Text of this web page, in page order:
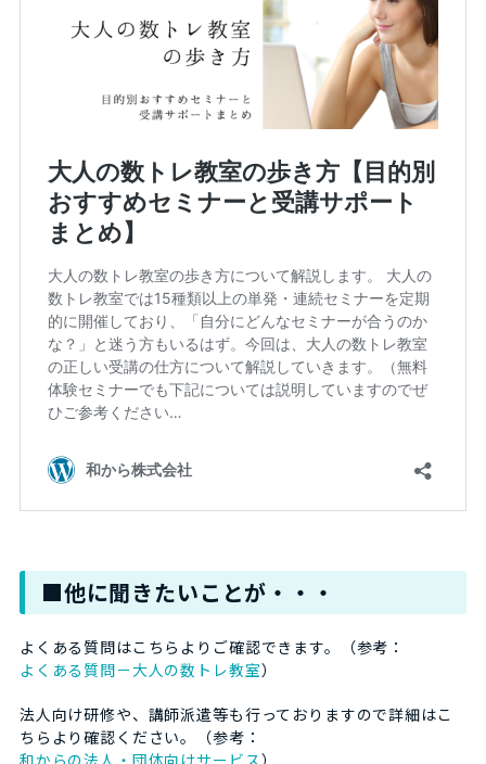
■他に聞きたいことが・・・
よくある質問はこちらよりご確認できます。（参考：
よくある質問－大人の数トレ教室）
法人向け研修や、講師派遣等も行っておりますので詳細はこ
ちらより確認ください。（参考：
和からの法人・団体向けサービス）